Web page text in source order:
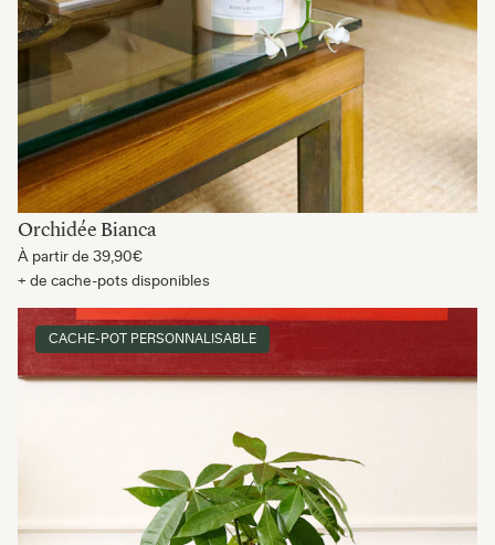
Orchidée Bianca
À partir de 39,90€
+ de cache-pots disponibles
CACHE-POT PERSONNALISABLE